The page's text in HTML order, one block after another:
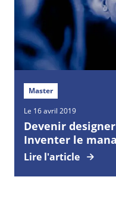
Master
Le 16 avril 2019
Devenir
Inventer le
Lire l'article